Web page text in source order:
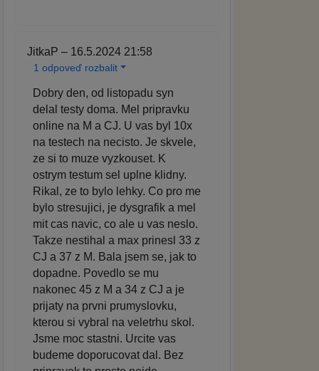
JitkaP – 16.5.2024 21:58
1 odpoveď rozbalit
Dobry den, od listopadu syn
delal testy doma. Mel pripravku
online na M a CJ. U vas byl 10x
na testech na necisto. Je skvele,
ze si to muze vyzkouset. K
ostrym testum sel uplne klidny.
Rikal, ze to bylo lehky. Co pro me
bylo stresujici, je dysgrafik a mel
mit cas navic, co ale u vas neslo.
Takze nestihal a max prinesl 33 z
CJ a 37 z M. Bala jsem se, jak to
dopadne. Povedlo se mu
nakonec 45 z M a 34 z CJ a je
prijaty na prvni prumyslovku,
kterou si vybral na veletrhu skol.
Jsme moc stastni. Urcite vas
budeme doporucovat dal. Bez